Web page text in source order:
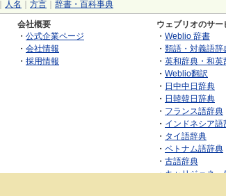
人名 方言 辞書・百科事典
会社概要
・ 公式企業ページ
・ 会社情報
・ 採用情報
ウェブリオのサー
・ Weblio 辞書
・ 類語・対義語辞
・ 英和辞典・和英
・ Weblio翻訳
・ 日中中日辞典
・ 日韓韓日辞典
・ フランス語辞典
・ インドネシア語
・ タイ語辞典
・ ベトナム語辞典
・ 古語辞典
・キャリジェネ～